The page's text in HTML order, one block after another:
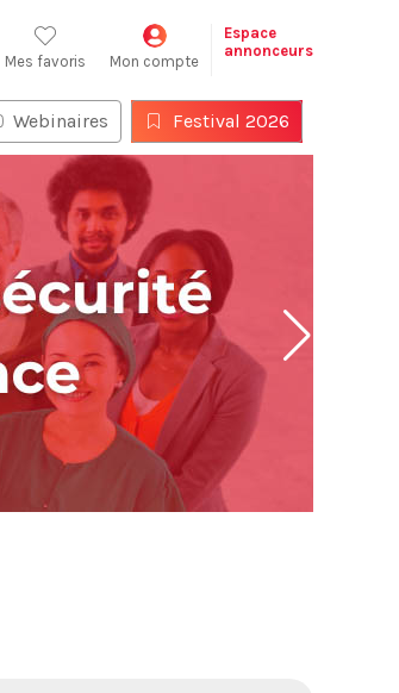
Mes favoris Mon compte
Espace
annonceurs
Webinaires Festival 2026